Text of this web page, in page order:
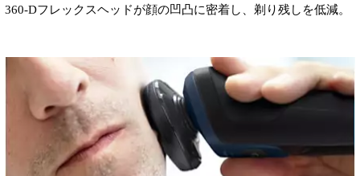
360‐Dフレックスヘッドが顔の凹凸に密着し、剃り残しを低減。